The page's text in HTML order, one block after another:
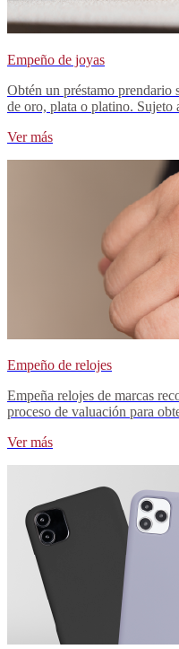
Empeño de joyas
Obtén un préstamo prendario
de oro, plata o platino. Sujeto
Ver más
Empeño de relojes
Empeña relojes de marcas
proceso de valuación para
Ver más